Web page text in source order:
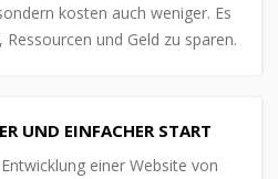
kosten auch weniger. Es
Ressourcen und Geld zu sparen.
UND EINFACHER START
einer Website von